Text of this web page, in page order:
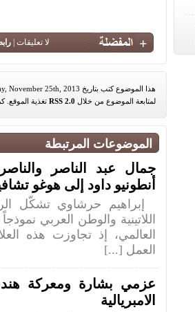
لا تعليقات |
هذا الموضوع كتب بتاريخ Monday, November 25th, 2013 الساعة 6:52 am في تصنيف
لمتابعة الموضوع من خلال RSS 2.0 تغذية الموقع.
الموضوعات المرتبطة
جمال عبد الناصر
أنطونيو داود إلى هوغو
إبراهيم حرشاوي تشكّل
اللاتينية والوطن العربي
العالمي، إذ تجاوزت هذه
العمل [...]
عزمي بشارة ومعركة
الامبريالية